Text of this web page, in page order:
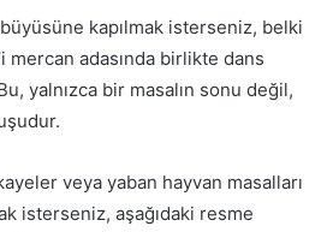
kapılmak isterseniz, belki
mercan adasında birlikte dans
yalnızca bir masalın sonu değil,
veya yaban hayvan masalları
isterseniz, aşağıdaki resme